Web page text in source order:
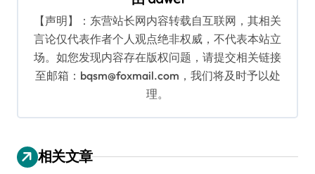
【声明】：东营站长网内容转载自互联网，其相关
言论仅代表作者个人观点绝非权威，不代表本站立
场。如您发现内容存在版权问题，请提交相关链接
至邮箱：bqsm@foxmail.com，我们将及时予以处
理。
相关文章